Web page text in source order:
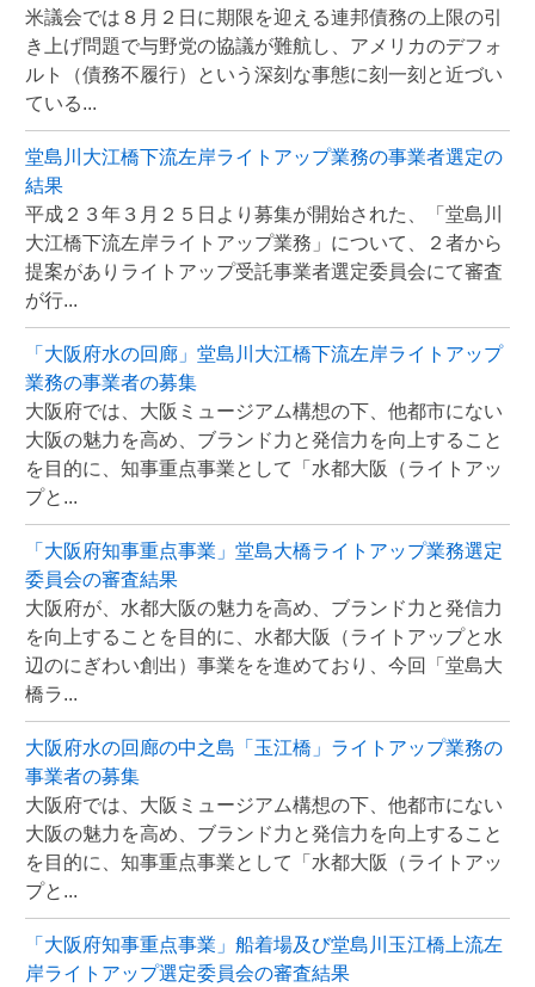
米議会では８月２日に期限を迎える連邦債務の上限の引
き上げ問題で与野党の協議が難航し、アメリカのデフォ
ルト（債務不履行）という深刻な事態に刻一刻と近づい
ている...
堂島川大江橋下流左岸ライトアップ業務の事業者選定の
結果
平成２３年３月２５日より募集が開始された、「堂島川
大江橋下流左岸ライトアップ業務」について、２者から
提案がありライトアップ受託事業者選定委員会にて審査
が行...
「大阪府水の回廊」堂島川大江橋下流左岸ライトアップ
業務の事業者の募集
大阪府では、大阪ミュージアム構想の下、他都市にない
大阪の魅力を高め、ブランド力と発信力を向上すること
を目的に、知事重点事業として「水都大阪（ライトアッ
プと...
「大阪府知事重点事業」堂島大橋ライトアップ業務選定
委員会の審査結果
大阪府が、水都大阪の魅力を高め、ブランド力と発信力
を向上することを目的に、水都大阪（ライトアップと水
辺のにぎわい創出）事業をを進めており、今回「堂島大
橋ラ...
大阪府水の回廊の中之島「玉江橋」ライトアップ業務の
事業者の募集
大阪府では、大阪ミュージアム構想の下、他都市にない
大阪の魅力を高め、ブランド力と発信力を向上すること
を目的に、知事重点事業として「水都大阪（ライトアッ
プと...
「大阪府知事重点事業」船着場及び堂島川玉江橋上流左
岸ライトアップ選定委員会の審査結果